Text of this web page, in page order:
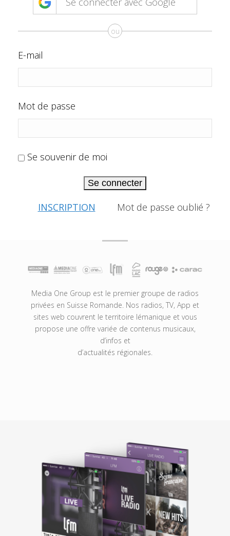
ou
E-mail
Mot de passe
Se souvenir de moi
Se connecter
INSCRIPTION Mot de passe oublié ?
Media One Group est le premier groupe de radios
privées en Suisse Romande. Nos radios, TV, App et
sites web couvrent le territoire lémanique et vous
propose une offre variée de contenus musicaux,
d’infos et
d’actualités régionales.